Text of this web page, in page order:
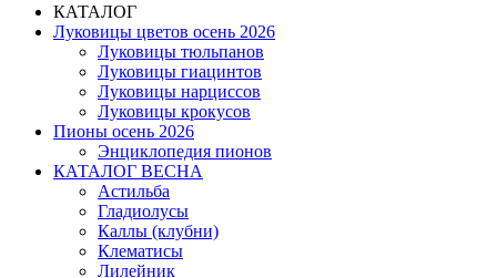
КАТАЛОГ
Луковицы цветов осень 2026
Луковицы тюльпанов
Луковицы гиацинтов
Луковицы нарциссов
Луковицы крокусов
Пионы осень 2026
Энциклопедия пионов
КАТАЛОГ ВЕСНА
Астильба
Гладиолусы
Каллы (клубни)
Клематисы
Лилейник